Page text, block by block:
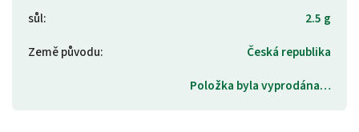
sůl:
2.5 g
Země původu:
Česká republika
Položka byla vyprodána…